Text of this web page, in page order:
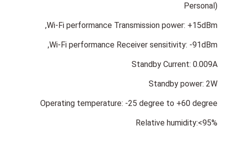
Personal)
Wi-Fi performance Transmission power: +15dBm,
Wi-Fi performance Receiver sensitivity: -91dBm,
Standby Current: 0.009A
Standby power: 2W
Operating temperature: -25 degree to +60 degree
Relative humidity:<95%